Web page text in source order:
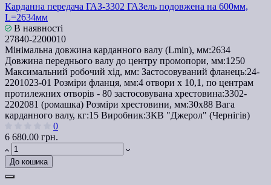
Карданна передача ГАЗ-3302 ГАЗель подовжена на 600мм,
L=2634мм
В наявності
27840-2200010
Мінімальна довжина карданного валу (Lmin), мм:2634
Довжина переднього валу до центру промопори, мм:1250
Максимальний робочий хід, мм: Застосовуваний фланець:24-
2201023-01 Розміри фланця, мм:4 отвори х 10,1, по центрам
протилежних отворів - 80 застосовувана хрестовина:3302-
2202081 (ромашка) Розміри хрестовини, мм:30х88 Вага
карданного валу, кг:15 Виробник:ЗКВ "Джерол" (Чернігів)
0
6 680.00 грн.
До кошика